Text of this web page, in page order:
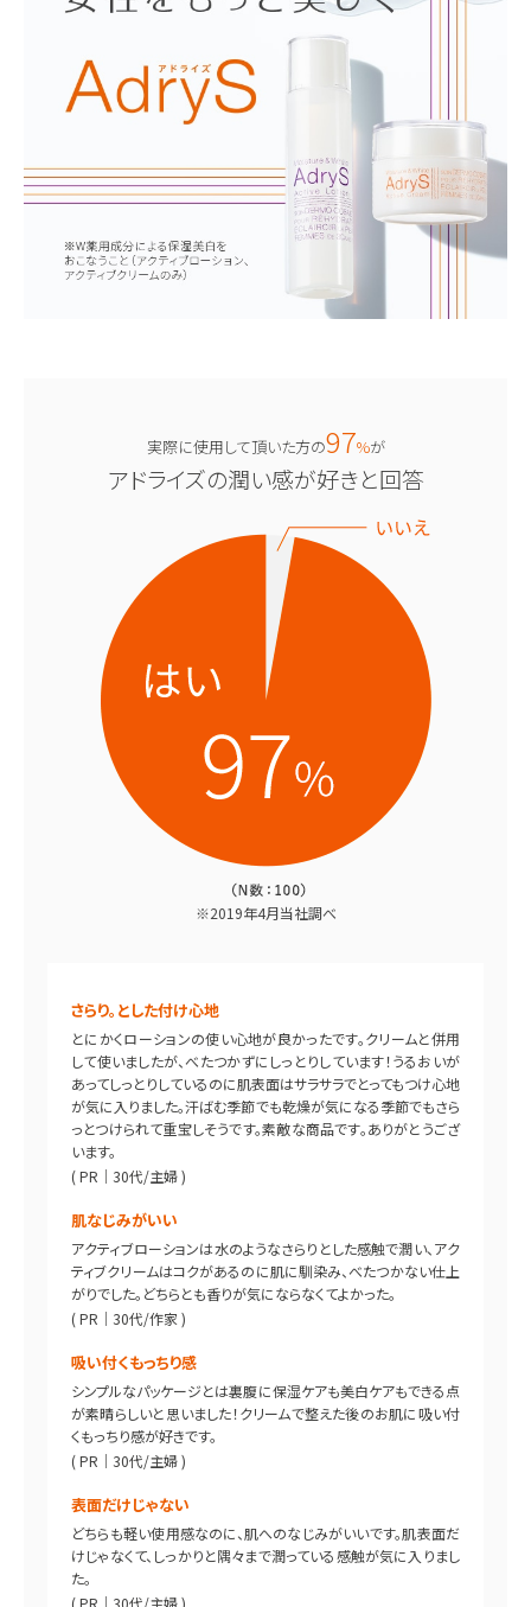
実際に使用して頂いた方の97%が
アドライズの潤い感が好きと回答
※2019年4月当社調べ
さらり。とした付け心地
とにかくローションの使い心地が良かったです。クリームと併用
して使いましたが、べたつかずにしっとりしています！うるおいが
あってしっとりしているのに肌表面はサラサラでとってもつけ心地
が気に入りました。汗ばむ季節でも乾燥が気になる季節でもさら
っとつけられて重宝しそうです。素敵な商品です。ありがとうござ
います。
( PR｜30代/主婦 )
肌なじみがいい
アクティブローションは水のようなさらりとした感触で潤い、アク
ティブクリームはコクがあるのに肌に馴染み、べたつかない仕上
がりでした。どちらとも香りが気にならなくてよかった。
( PR｜30代/作家 )
吸い付くもっちり感
シンプルなパッケージとは裏腹に保湿ケアも美白ケアもできる点
が素晴らしいと思いました！クリームで整えた後のお肌に吸い付
くもっちり感が好きです。
( PR｜30代/主婦 )
表面だけじゃない
どちらも軽い使用感なのに、肌へのなじみがいいです。肌表面だ
けじゃなくて、しっかりと隅々まで潤っている感触が気に入りまし
た。
( PR｜30代/主婦 )